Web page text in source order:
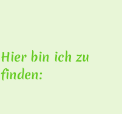
Hier bin ich zu
finden: